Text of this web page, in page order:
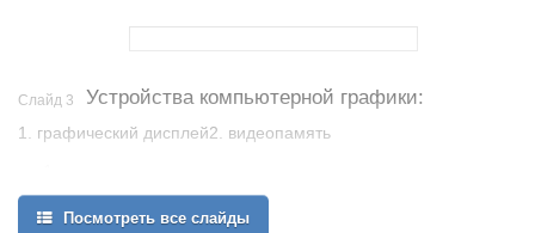
Слайд 3 Устройства компьютерной графики:
1. графический дисплей2. видеопамять
Множество пикселей – растр → растровое изображение
Посмотреть все слайды